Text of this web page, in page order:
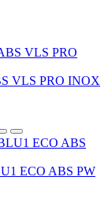
VLS PRO INOX
ECO ABS PW